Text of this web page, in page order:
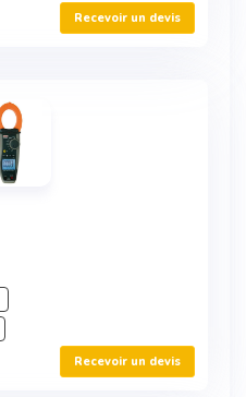
Recevoir un devis
Recevoir un devis